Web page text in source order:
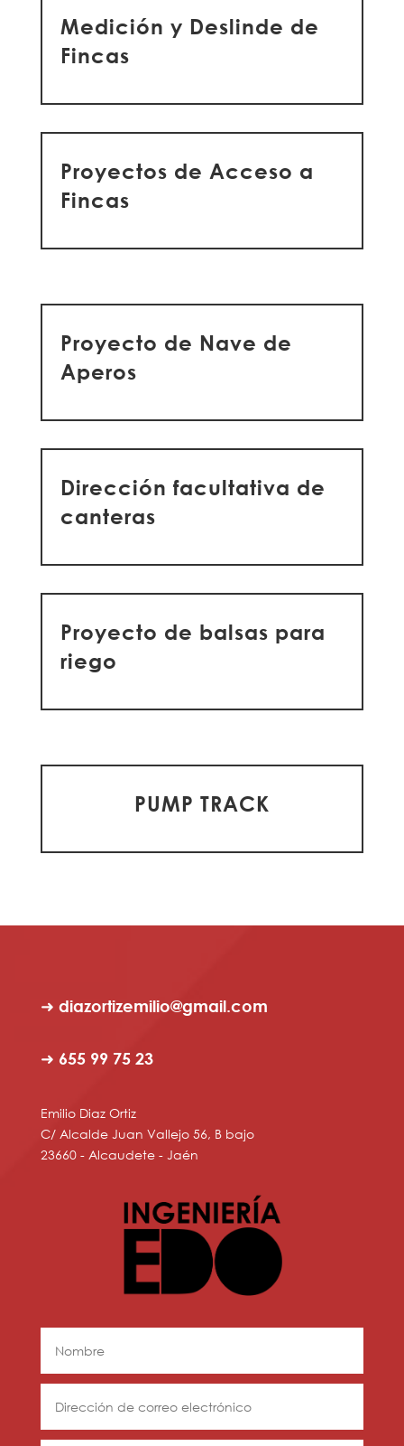
Medición y Deslinde de
Fincas
Proyectos de Acceso a
Fincas
Proyecto de Nave de
Aperos
Dirección facultativa de
canteras
Proyecto de balsas para
riego
PUMP TRACK
➜ diazortizemilio@gmail.com
➜ 655 99 75 23
Emilio Diaz Ortiz
C/ Alcalde Juan Vallejo 56, B bajo
23660 - Alcaudete - Jaén